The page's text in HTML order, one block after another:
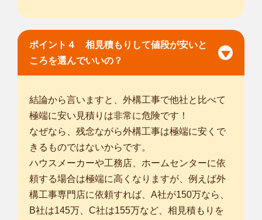
ポイント４ 相見積もりして値段が安いと
ころを選んでいいの？
結論から言いますと、外構工事で他社と比べて
極端に安い見積りは非常に危険です！
なぜなら、残念ながら外構工事は極端に安くで
きるものではないからです。
ハウスメーカーや工務店、ホームセンターに依
頼する場合は極端に高くなりますが、例えば外
構工事専門店に依頼すれば、A社が150万なら、
B社は145万、C社は155万など、相見積もりを